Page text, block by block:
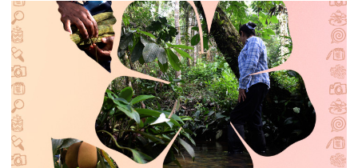
minería de oro para reforestar un bosque y vivir de
frutales amazónicos, pero ese sueño se ve
amenazado por la presencia de hidrocarburos en
una de las quebradas vitales para el proyecto
productivo. Hoy exigen que el Estado y la empresa
petrolera descontaminen sus tierras.